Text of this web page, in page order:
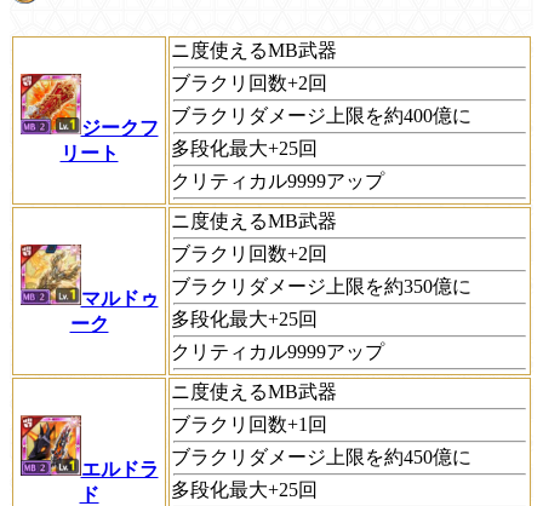
ジークフ
リート
ニ度使えるMB武器
ブラクリ回数+2回
ブラクリダメージ上限を約400億に
多段化最大+25回
クリティカル9999アップ
マルドゥ
ーク
ニ度使えるMB武器
ブラクリ回数+2回
ブラクリダメージ上限を約350億に
多段化最大+25回
クリティカル9999アップ
エルドラ
ド
ニ度使えるMB武器
ブラクリ回数+1回
ブラクリダメージ上限を約450億に
多段化最大+25回